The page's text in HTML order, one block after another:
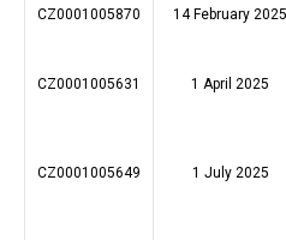
CZ0001005870
14 February 2025
CZ0001005631 1 April 2025
CZ0001005649
1 July 2025